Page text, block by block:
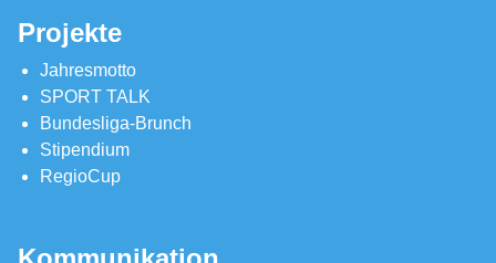
Projekte
Jahresmotto
SPORT TALK
Bundesliga-Brunch
Stipendium
RegioCup